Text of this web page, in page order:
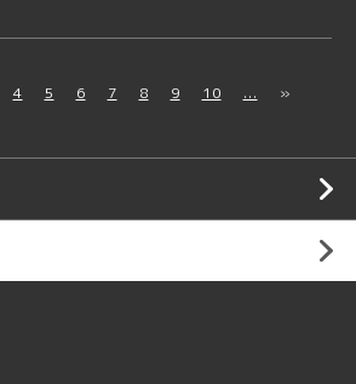
4 5 6 7 8 9 10 ... »